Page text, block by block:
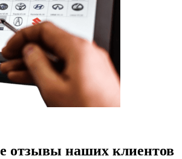
отзывы наших клиентов